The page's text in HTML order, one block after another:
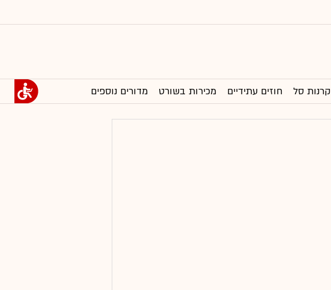
קרנות סל חוזים עתידיים מכירות בשורט מדורים נוספים